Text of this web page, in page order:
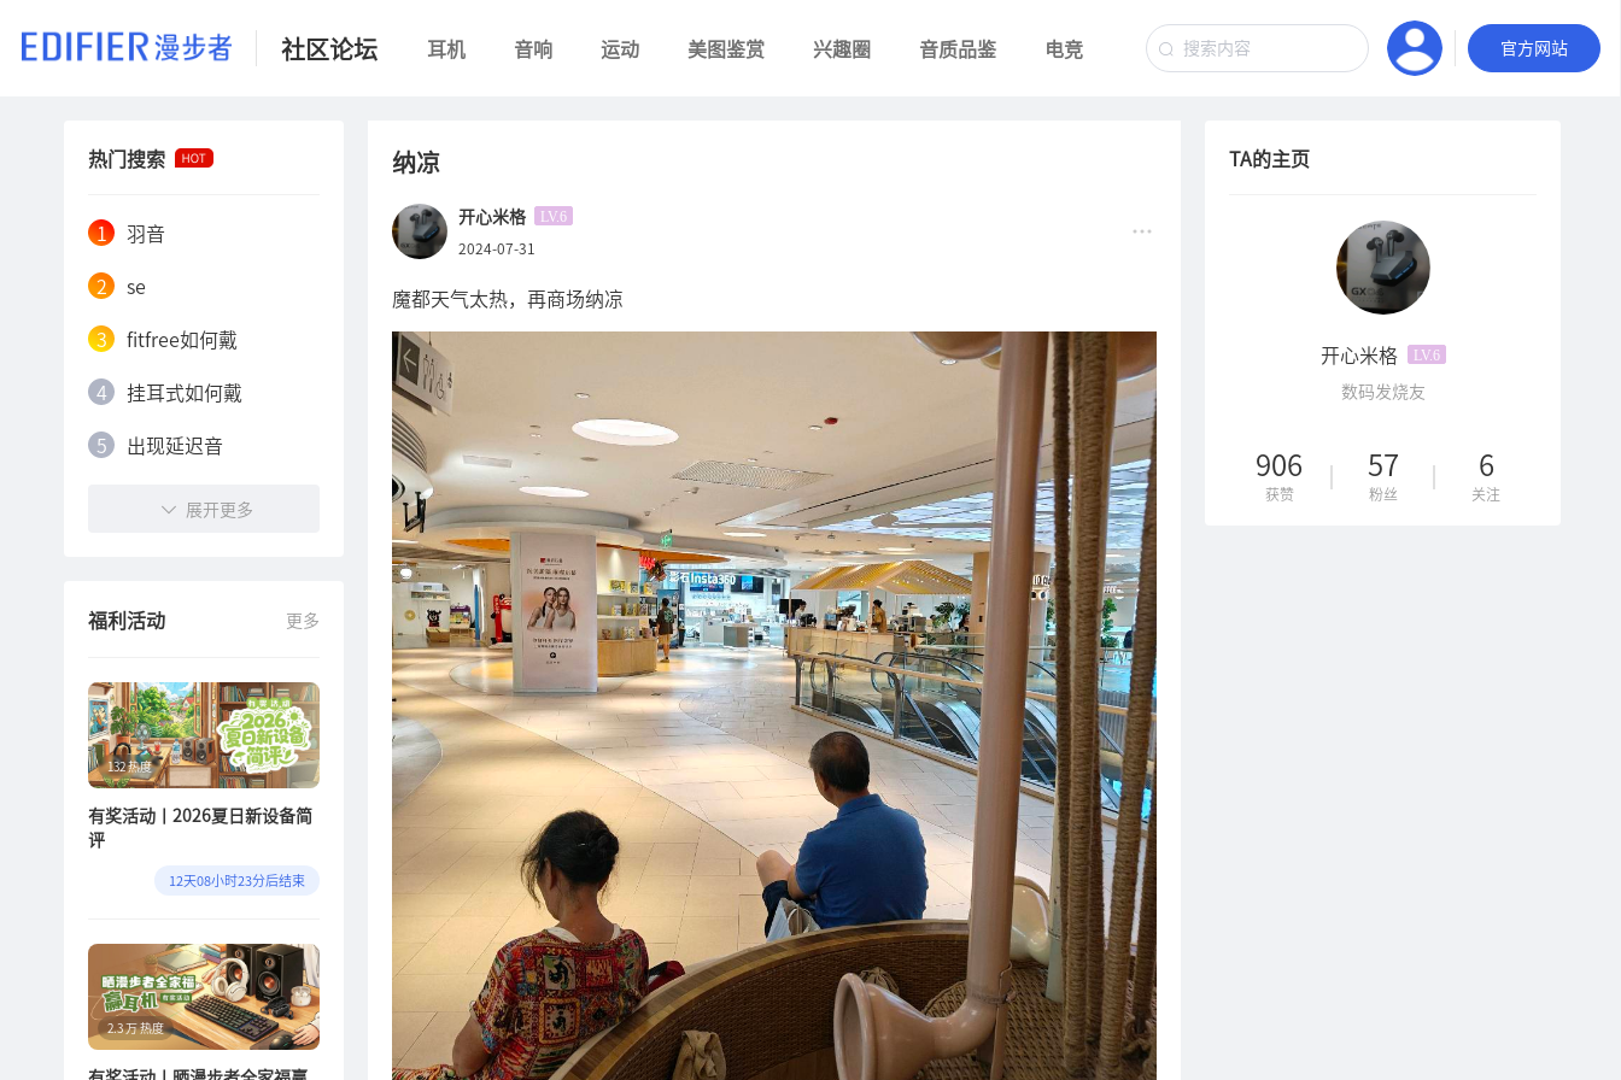
社区论坛 耳机 音响 运动 美图鉴赏 兴趣圈 音质品鉴 电竞 汽车音响 官方网站
热门搜索
1
羽音
2
se
3
fitfree如何戴
4
挂耳式如何戴
5
出现延迟音
有电流声
8
R1700bt+双金标怎么
开
10 fitfree戴
展开更多
福利活动 更多
132 热度
有奖活动丨2026夏日新设备简
评
12天08小时23分后结束
2.3 万 热度
纳凉
开心米格 LV.6
2024-07-31
魔都天气太热，再商场纳凉
TA的主页
开心米格 LV.6
数码发烧友
906
获赞
57
粉丝
6
关注